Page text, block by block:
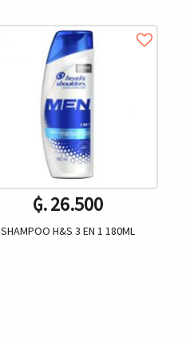
₲. 26.500
SHAMPOO H&S 3 EN 1 180ML